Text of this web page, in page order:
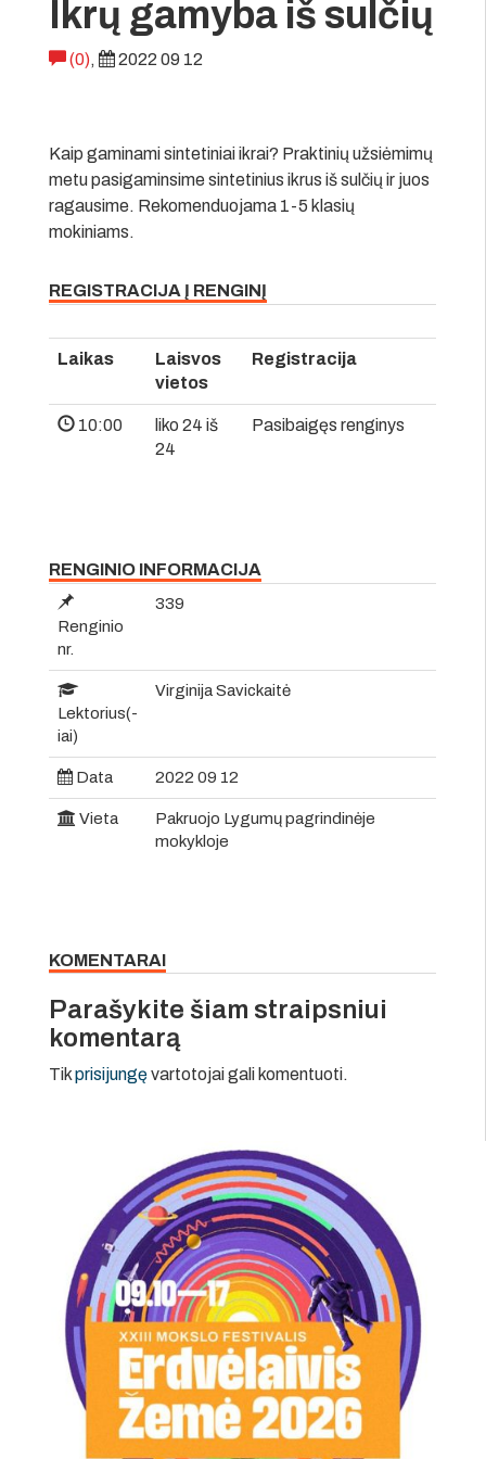
Ikrų gamyba iš sulčių
(0), 2022 09 12
Kaip gaminami sintetiniai ikrai? Praktinių užsiėmimų
metu pasigaminsime sintetinius ikrus iš sulčių ir juos
ragausime. Rekomenduojama 1-5 klasių
mokiniams.
REGISTRACIJA Į RENGINĮ
Laikas
Laisvos
vietos
Registracija
10:00
liko 24 iš
24
Pasibaigęs renginys
RENGINIO INFORMACIJA
Renginio
nr.
339
Lektorius(-
iai)
Virginija Savickaitė
Data 2022 09 12
Vieta
Pakruojo Lygumų pagrindinėje
mokykloje
KOMENTARAI
Parašykite šiam straipsniui
komentarą
Tikprisijungęvartotojai gali komentuoti.